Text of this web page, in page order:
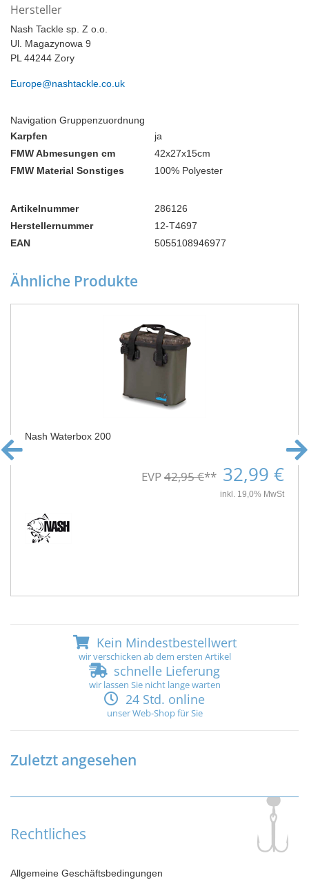
Hersteller
Nash Tackle sp. Z o.o.
Ul. Magazynowa 9
PL 44244 Zory
Europe@nashtackle.co.uk
Navigation Gruppenzuordnung
Karpfen
ja
FMW Abmesungen cm
42x27x15cm
FMW Material Sonstiges
100% Polyester
Artikelnummer
286126
Herstellernummer
12-T4697
EAN
5055108946977
Ähnliche Produkte
Nash Waterbox 200
EVP42,95 €** 32,99 €
inkl. 19,0% MwSt
Kein Mindestbestellwert
wir verschicken ab dem ersten Artikel
schnelle Lieferung
wir lassen Sie nicht lange warten
24 Std. online
unser Web-Shop für Sie
Zuletzt angesehen
Rechtliches
Allgemeine Geschäftsbedingungen